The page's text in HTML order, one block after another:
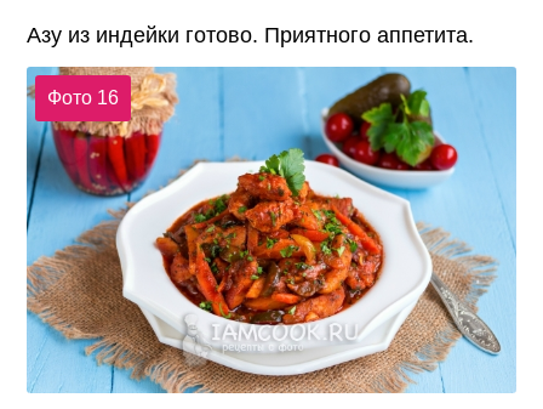
Азу из индейки готово. Приятного аппетита.
Фото 16